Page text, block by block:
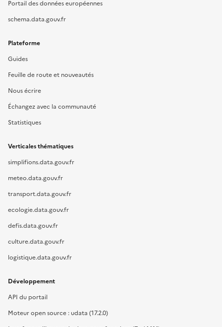
Portail des données européennes
schema.data.gouv.fr
Plateforme
Guides
Feuille de route et nouveautés
Nous écrire
Échangez avec la communauté
Statistiques
Verticales thématiques
simplifions.data.gouv.fr
meteo.data.gouv.fr
transport.data.gouv.fr
ecologie.data.gouv.fr
defis.data.gouv.fr
culture.data.gouv.fr
logistique.data.gouv.fr
Développement
API du portail
Moteur open source : udata (17.2.0)